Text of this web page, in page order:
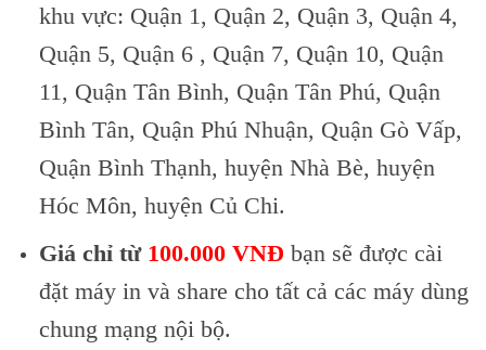
khu vực: Quận 1, Quận 2, Quận 3, Quận 4,
Quận 5, Quận 6 , Quận 7, Quận 10, Quận
11, Quận Tân Bình, Quận Tân Phú, Quận
Bình Tân, Quận Phú Nhuận, Quận Gò Vấp,
Quận Bình Thạnh, huyện Nhà Bè, huyện
Hóc Môn, huyện Củ Chi.
Giá chỉ từ 100.000 VNĐ bạn sẽ được cài
đặt máy in và share cho tất cả các máy dùng
chung mạng nội bộ.